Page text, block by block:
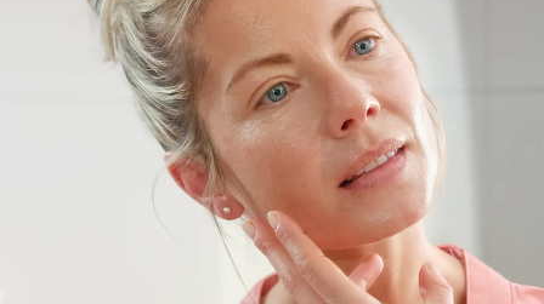
Perfil de usuário
Meus aparelhos
Meus pedidos
Meus endereços
As minhas subscrições
FAQ™ Pure Beauty-Tech Elixir
BREAKING NEWS
issa™ Teeth Whitening Set
Idioma
Deutsch
Español
Italiano
Português
Svenska
Русский
简体中文 繁體中文